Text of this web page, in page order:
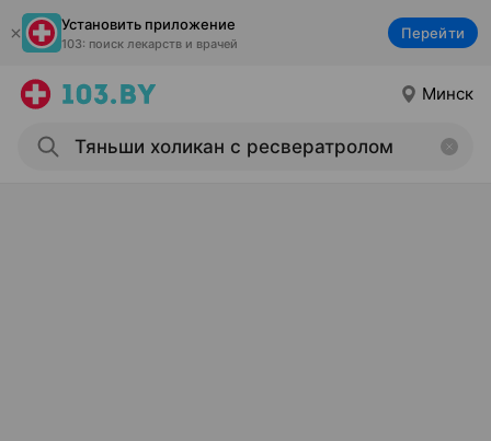
Установить приложение
103: поиск лекарств и врачей
Перейти
Минск